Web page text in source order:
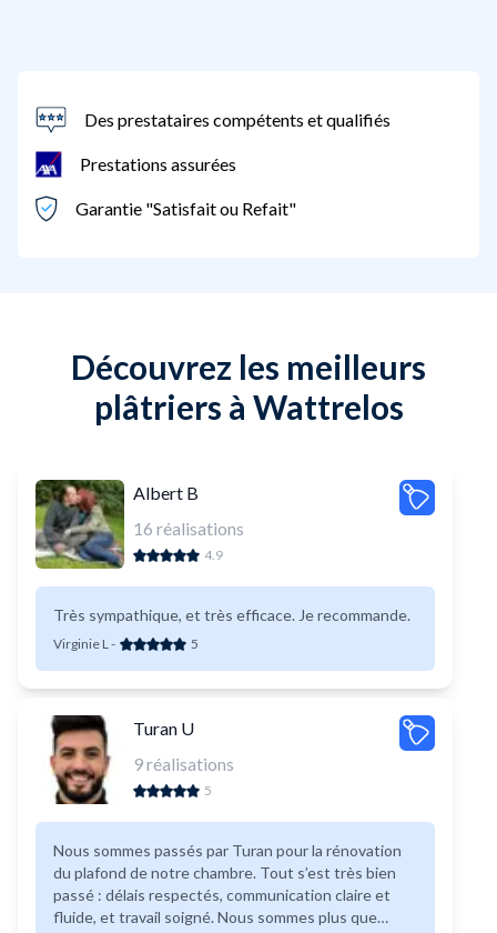
Des prestataires compétents et qualifiés
Prestations assurées
Garantie "Satisfait ou Refait"
Découvrez les meilleurs
plâtriers à Wattrelos
Albert B
16 réalisations
4.9
Très sympathique, et très efficace. Je recommande.
Virginie L- 5
Turan U
9réalisations
5
Nous sommes passés par Turan pour la rénovation
du plafond de notre chambre. Tout s’est très bien
passé : délais respectés, communication claire et
fluide, et travail soigné. Nous sommes plus que